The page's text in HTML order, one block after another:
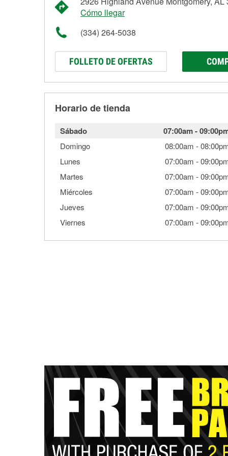
Cómo llegar
(334) 264-5038
FOLLETO DE OFERTAS
Horario de tienda
Sábado 07:00am-
Domingo 08:00am -
Lunes
07:00am -
Martes
07:00am -
Miércoles
07:00am -
Jueves
07:00am -
Viernes
07:00am -